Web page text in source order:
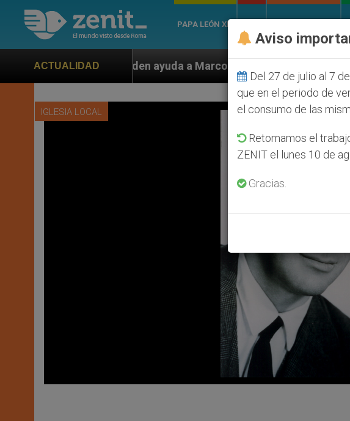
PAPA LEÓN XIV
ACTUALIDAD
piden ayuda a Marco Rubio ante persecución de colonos judíos
IGLESIA LOCAL
Aviso
Del 27 de julio al 7
que en el periodo de
el consumo de las
Retomamos el
ZENIT el lunes 10 de
Gracias.